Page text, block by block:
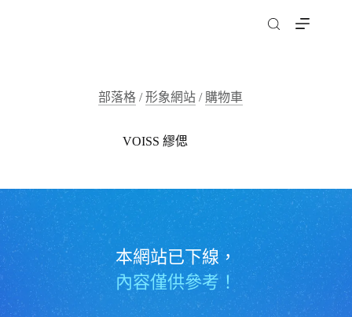
部落格 /形象網站 / 購物車
VOISS 繆偲
本網站已下線，
內容僅供參考！